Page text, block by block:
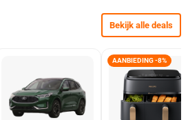
Bekijk alle deals
AANBIEDING -8%